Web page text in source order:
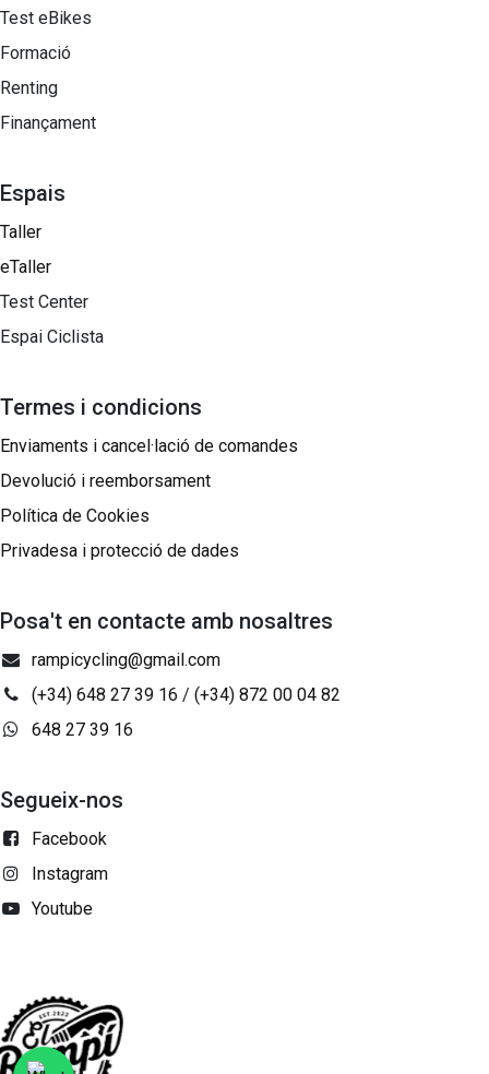
Test eBikes
Formació
Renting
Finançament
Espais
Taller
eTaller
Test Center
Espai Ciclista
Termes i condicions
Enviaments i cancel·lació de comandes
Devolució i reemborsament
Política de Cookies
Privadesa i protecció de dades
Posa't en contacte amb nosaltres
rampicycling@gmail.com
(+34) 648 27 39 16 / (+34) 872 00 04 82
648 27 39 16
Segueix-nos
Facebook
Instagram
Youtube